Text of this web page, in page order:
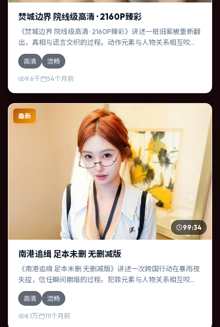
焚城边界 院线级高清 · 2160P臻彩
《焚城边界 院线级高清 · 2160P臻彩》讲述一桩旧案被重新翻
出，真相与谎言交织的过程。动作元素与人物关系相互咬
合，张译、廖凡的对手戏尤为出彩。导演新海诚善于在长镜
头中积蓄张力，本片亦在印度实地取景，增强真实质感。
高清 流畅
9.6千 54个月前
最新
99:34
南港追缉 足本未删 无删减版
《南港追缉 足本未删 无删减版》讲述一次跨国行动在暴雨夜
失控，信任瞬间崩塌的过程。犯罪元素与人物关系相互咬
合，苍井优、凯特·布兰切特的对手戏尤为出彩。导演薛晓路
善于在长镜头中积蓄张力，本片亦在泰国实地取景，增强真
实质感。
高清 流畅
8.1万 111个月前